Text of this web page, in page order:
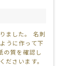
ました。 名刺
うに作って下
の質を確認し
ださいます。